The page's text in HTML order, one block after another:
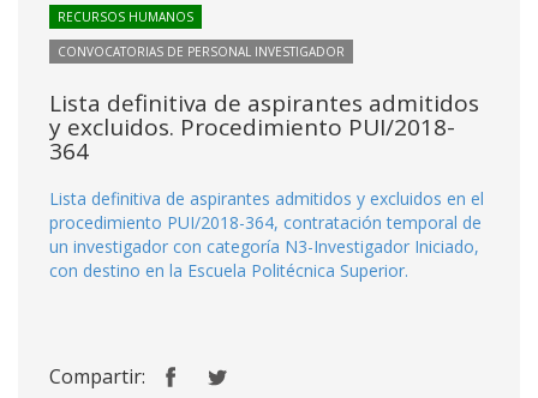
RECURSOS HUMANOS
CONVOCATORIAS DE PERSONAL INVESTIGADOR
Lista definitiva de aspirantes admitidos
y excluidos. Procedimiento PUI/2018-
364
Lista definitiva de aspirantes admitidos y excluidos en el
procedimiento PUI/2018-364, contratación temporal de
un investigador con categoría N3-Investigador Iniciado,
con destino en la Escuela Politécnica Superior.
Compartir: